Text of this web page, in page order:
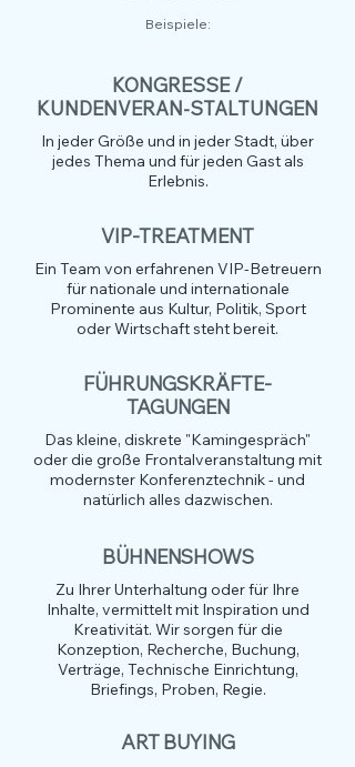
Beispiele:
KONGRESSE /
KUNDENVERAN-STALTUNGEN
In jeder Größe und in jeder Stadt, über
jedes Thema und für jeden Gast als
Erlebnis.
VIP-TREATMENT
Ein Team von erfahrenen VIP-Betreuern
für nationale und internationale
Prominente aus Kultur, Politik, Sport
oder Wirtschaft steht bereit.
FÜHRUNGSKRÄFTE-
TAGUNGEN
Das kleine, diskrete "Kamingespräch"
oder die große Frontalveranstaltung mit
modernster Konferenztechnik - und
natürlich alles dazwischen.
BÜHNENSHOWS
Zu Ihrer Unterhaltung oder für Ihre
Inhalte, vermittelt mit Inspiration und
Kreativität. Wir sorgen für die
Konzeption, Recherche, Buchung,
Verträge, Technische Einrichtung,
Briefings, Proben, Regie.
ART BUYING